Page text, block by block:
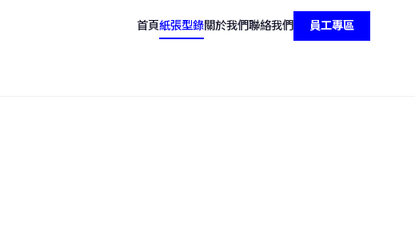
首頁紙張型錄關於我們聯絡我們 員工專區